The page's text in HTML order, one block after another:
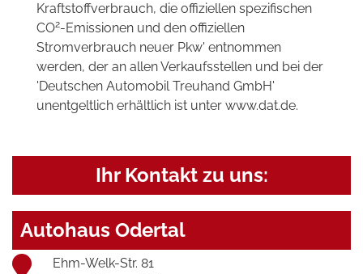
Kraftstoffverbrauch, die offiziellen spezifischen
CO2-Emissionen und den offiziellen
Stromverbrauch neuer Pkw' entnommen
werden, der an allen Verkaufsstellen und bei der
'Deutschen Automobil Treuhand GmbH'
unentgeltlich erhältlich ist unter www.dat.de.
Ihr Kontakt zu uns:
Autohaus Odertal
Ehm-Welk-Str. 81